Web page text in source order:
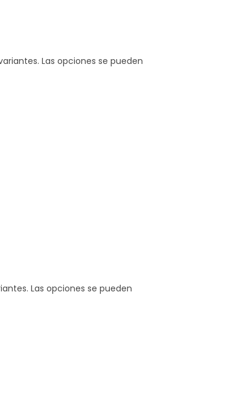
Las opciones se pueden
Las opciones se pueden